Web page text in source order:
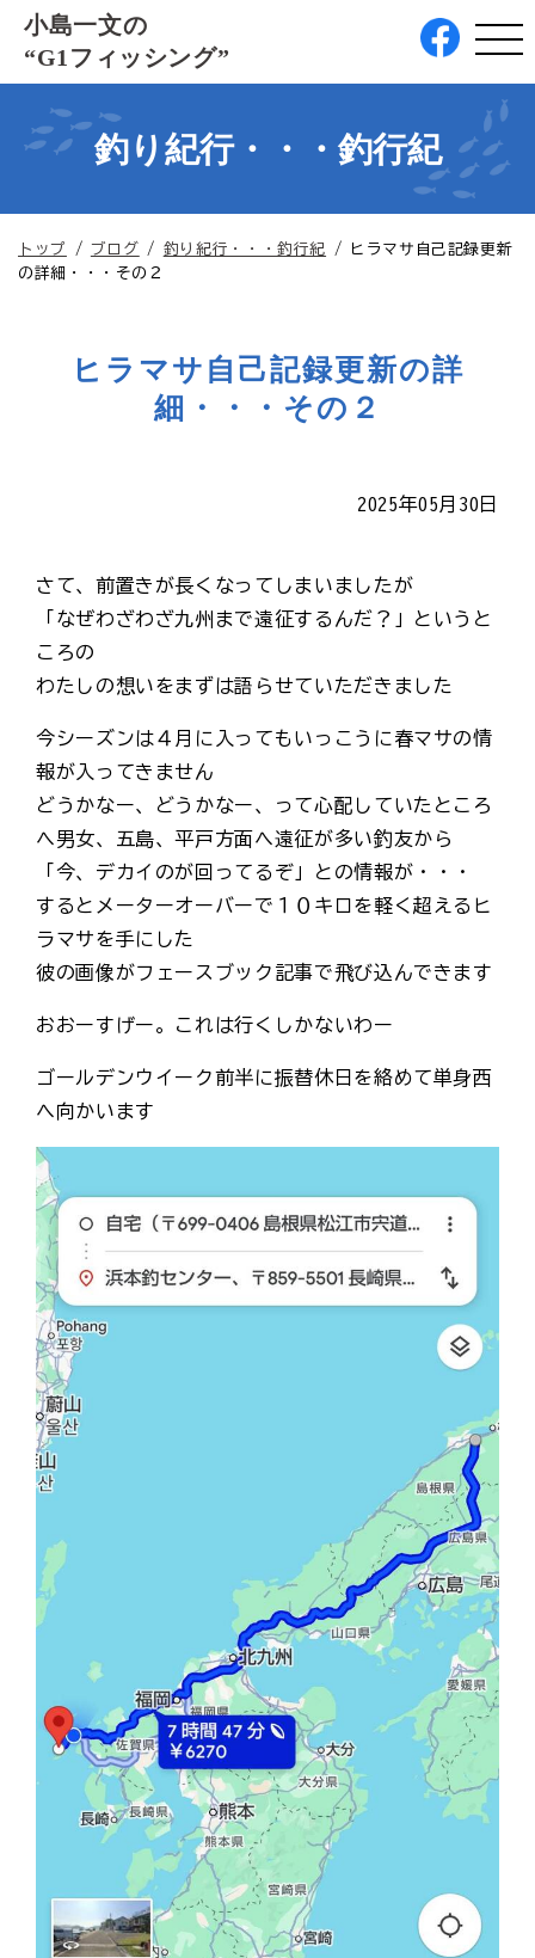
このページの本文へ
小島一文の
“G1フィッシング”
釣り紀行・・・釣行紀
現
在
トップ / ブログ / 釣り紀行・・・釣行紀 /
ヒラマサ自己記録更新
の詳細・・・その２
ヒラマサ自己記録更新の詳
細・・・その２
2025年05月30日
さて、前置きが長くなってしまいましたが
「なぜわざわざ九州まで遠征するんだ？」というと
ころの
わたしの想いをまずは語らせていただきました
今シーズンは４月に入ってもいっこうに春マサの情
報が入ってきません
どうかなー、どうかなー、って心配していたところ
へ男女、五島、平戸方面へ遠征が多い釣友から
「今、デカイのが回ってるぞ」との情報が・・・
するとメーターオーバーで１０キロを軽く超えるヒ
ラマサを手にした
彼の画像がフェースブック記事で飛び込んできます
おおーすげー。これは行くしかないわー
ゴールデンウイーク前半に振替休日を絡めて単身西
へ向かいます